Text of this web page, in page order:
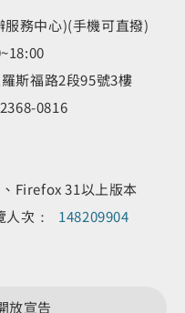
務中心)(手機可直撥)
斯福路2段95號3樓
0816
Firefox 31以上版本
次： 148209904
放宣告